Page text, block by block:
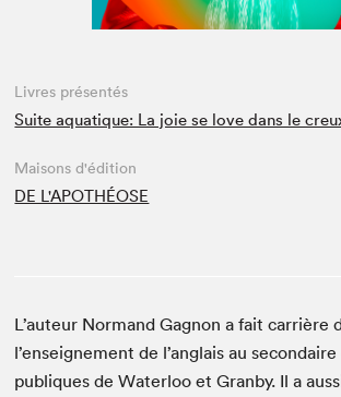
Livres présentés
Suite aquatique: La joie se love dans le
Maisons d'édition
DE L'APOTHÉOSE
L’auteur Normand Gagnon a fait carrière
l’enseignement de l’anglais au
publiques de Waterloo et Granby. Il a